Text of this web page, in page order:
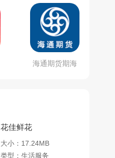
海通期货期海
花佳鲜花
大小：17.24MB
类型：生活服务